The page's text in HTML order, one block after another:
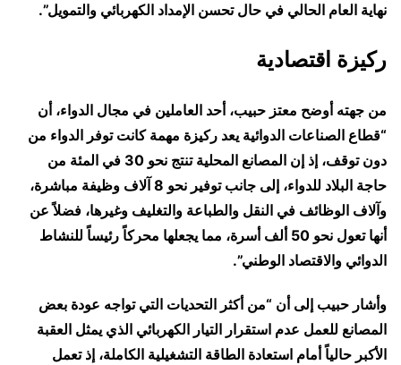
نهاية العام الحالي في حال تحسن الإمداد الكهربائي والتمويل”.
ركيزة اقتصادية
من جهته أوضح معتز حبيب، أحد العاملين في مجال الدواء، أن
“قطاع الصناعات الدوائية يعد ركيزة مهمة كانت توفر الدواء من
دون توقف، إذ إن المصانع المحلية تنتج نحو 30 في المئة من
حاجة البلاد للدواء، إلى جانب توفير نحو 8 آلاف وظيفة مباشرة،
وآلاف الوظائف في النقل والطباعة والتغليف وغيرها، فضلاً عن
أنها تعول نحو 50 ألف أسرة، مما يجعلها محركاً رئيساً للنشاط
الدوائي والاقتصاد الوطني”.
وأشار حبيب إلى أن “من أكثر التحديات التي تواجه عودة بعض
المصانع للعمل عدم استقرار التيار الكهربائي الذي يمثل العقبة
الأكبر حالياً أمام استعادة الطاقة التشغيلية الكاملة، إذ تعمل